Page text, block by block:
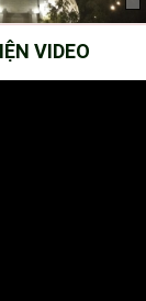
VIDEO